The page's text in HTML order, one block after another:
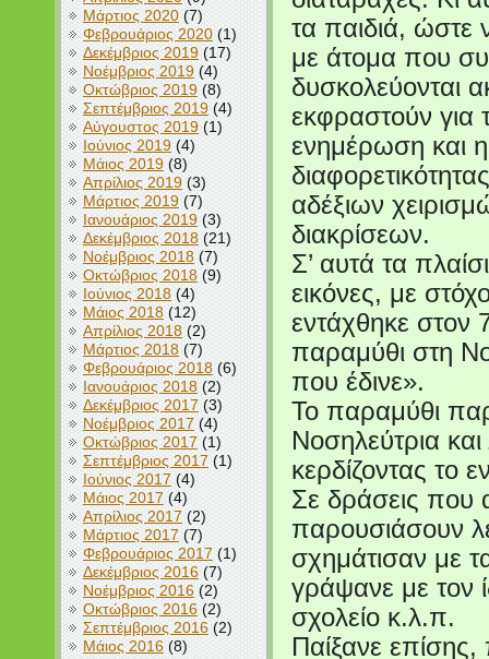
Μάρτιος 2020(7)
Φεβρουάριος 2020(1)
Δεκέμβριος 2019(17)
Νοέμβριος 2019(4)
Οκτώβριος 2019(8)
Σεπτέμβριος 2019(4)
Αύγουστος 2019(1)
Ιούνιος 2019(4)
Μάιος 2019(8)
Απρίλιος 2019(3)
Μάρτιος 2019(7)
Ιανουάριος 2019(3)
Δεκέμβριος 2018(21)
Νοέμβριος 2018(7)
Οκτώβριος 2018(9)
Ιούνιος 2018(4)
Μάιος 2018(12)
Απρίλιος 2018(2)
Μάρτιος 2018(7)
Φεβρουάριος 2018(6)
Ιανουάριος 2018(2)
Δεκέμβριος 2017 (3)
Νοέμβριος 2017(4)
Οκτώβριος 2017(1)
Σεπτέμβριος 2017 (1)
Ιούνιος 2017 (4)
Μάιος 2017 (4)
Απρίλιος 2017 (2)
Μάρτιος 2017 (7)
Φεβρουάριος 2017(1)
Δεκέμβριος 2016(7)
Νοέμβριος 2016(2)
Οκτώβριος 2016(2)
Σεπτέμβριος 2016(2)
Μάιος 2016(8)
τα παιδιά, ώστε
με άτομα που
δυσκολεύονται
εκφραστούν για
ενημέρωση και
αδέξιων
διακρίσεων.
Σ’ αυτά τα
εικόνες, με
εντάχθηκε στον
παραμύθι στη
που έδινε».
Το παραμύθι
Νοσηλεύτρια
κερδίζοντας το
Σε δράσεις που
παρουσιάσουν
σχημάτισαν με
γράψανε με τον
σχολείο κ.λ.π.
Παίξανε επίσης,